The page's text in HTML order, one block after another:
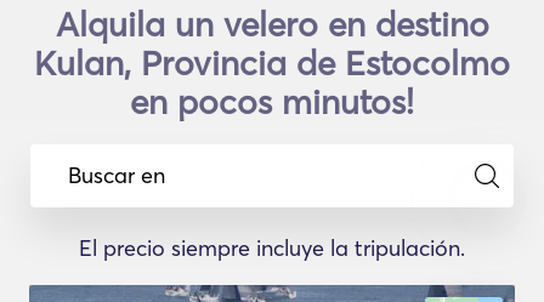
Alquila un velero en destino
Kulan, Provincia de Estocolmo
en pocos minutos!
Buscar en
El precio siempre incluye la tripulación.
Deje que un experto en viajes le
sugiera los yates ideales para su
viaje.